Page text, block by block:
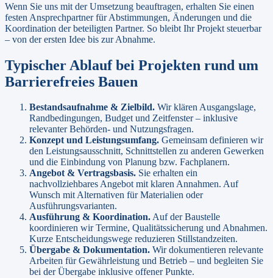
Wenn Sie uns mit der Umsetzung beauftragen, erhalten Sie einen
festen Ansprechpartner für Abstimmungen, Änderungen und die
Koordination der beteiligten Partner. So bleibt Ihr Projekt steuerbar
– von der ersten Idee bis zur Abnahme.
Typischer Ablauf bei Projekten rund um
Barrierefreies Bauen
Bestandsaufnahme & Zielbild. Wir klären Ausgangslage,
Randbedingungen, Budget und Zeitfenster – inklusive
relevanter Behörden- und Nutzungsfragen.
Konzept und Leistungsumfang. Gemeinsam definieren wir
den Leistungsausschnitt, Schnittstellen zu anderen Gewerken
und die Einbindung von Planung bzw. Fachplanern.
Angebot & Vertragsbasis. Sie erhalten ein
nachvollziehbares Angebot mit klaren Annahmen. Auf
Wunsch mit Alternativen für Materialien oder
Ausführungsvarianten.
Ausführung & Koordination.Auf der Baustelle
koordinieren wir Termine, Qualitätssicherung und Abnahmen.
Kurze Entscheidungswege reduzieren Stillstandzeiten.
Übergabe & Dokumentation. Wir dokumentieren relevante
Arbeiten für Gewährleistung und Betrieb – und begleiten Sie
bei der Übergabe inklusive offener Punkte.